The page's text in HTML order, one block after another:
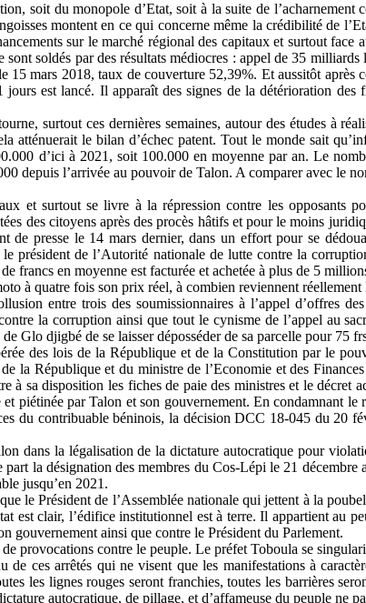
soit du monopole d’Etat, soit à la suite de l’acharnement
montent en ce qui concerne même la crédibilité de
sur le marché régional des capitaux et surtout face
soldés par des résultats médiocres : appel de 35
mars 2018, taux de couverture 52,39%. Et aussitôt après
est lancé. Il apparaît des signes de la détérioration des
surtout ces dernières semaines, autour des études à
atténuerait le bilan d’échec patent. Tout le monde sait
d’ici à 2021, soit 100.000 en moyenne par an. Le
depuis l’arrivée au pouvoir de Talon. A comparer avec le
et surtout se livre à la répression contre les opposants
des citoyens après des procès hâtifs et pour le moins
presse le 14 mars dernier, dans un effort pour se
président de l’Autorité nationale de lutte contre la
francs en moyenne est facturée et achetée à plus de 5
à quatre fois son prix réel, à combien reviennent réellement
entre trois des soumissionnaires à l’appel d’offres
la corruption ainsi que tout le cynisme de l’appel au
Glo djigbé de se laisser déposséder de sa parcelle pour 75
des lois de la République et de la Constitution par le
la République et du ministre de l’Economie et des
sa disposition les fiches de paie des ministres et le décret
piétinée par Talon et son gouvernement. En condamnant le
du contribuable béninois, la décision DCC 18-045 du 20
dans la légalisation de la dictature autocratique pour
la désignation des membres du Cos-Lépi le 21 décembre
jusqu’en 2021.
le Président de l’Assemblée nationale qui jettent à la
clair, l’édifice institutionnel est à terre. Il appartient au
gouvernement ainsi que contre le Président du Parlement.
provocations contre le peuple. Le préfet Toboula se
ces arrêtés qui ne visent que les manifestations à
les lignes rouges seront franchies, toutes les barrières
autocratique, de pillage, et d’affameuse du peuple ne